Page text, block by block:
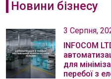
Новини бізнесу
3 Серпня,
INFOCOM
для
перебої з